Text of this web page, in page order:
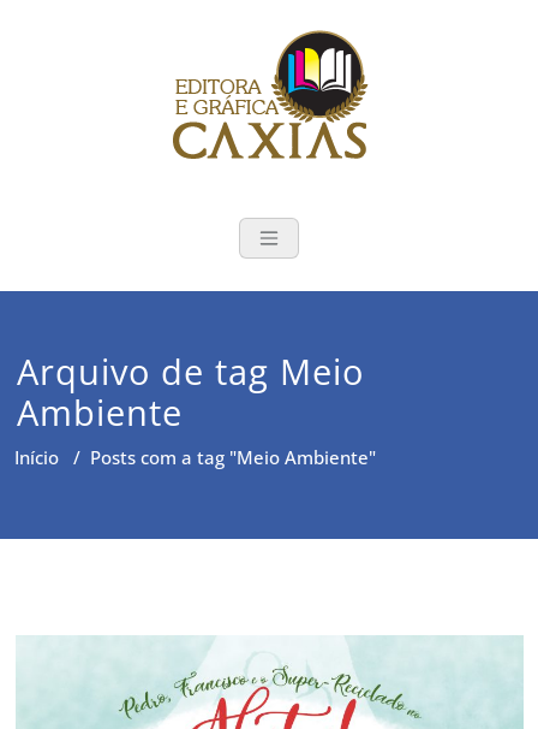
Editora e
Arquivo de tag Meio
Ambiente
Início / Posts com a tag "Meio Ambiente"